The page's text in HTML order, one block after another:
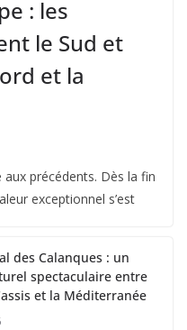
: les
le Sud et
et la
aux précédents. Dès la fin
exceptionnel s’est
des Calanques : un
spectaculaire entre
et la Méditerranée